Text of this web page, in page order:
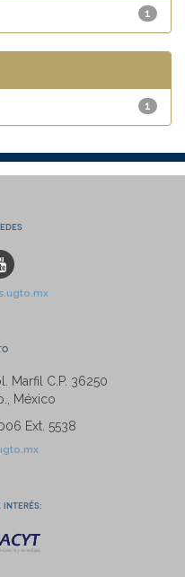
1
1
Marfil C.P. 36250
México
Ext. 5538
interés: